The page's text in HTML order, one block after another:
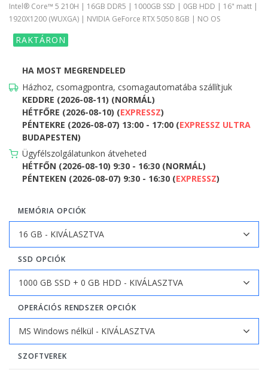
Intel® Core™ 5 210H | 16GB DDR5 | 1000GB SSD | 0GB HDD | 16" matt |
1920X1200 (WUXGA) | NVIDIA GeForce RTX 5050 8GB | NO OS
RAKTÁRON
HA MOST MEGRENDELED
Házhoz, csomagpontra, csomagautomatába szállítjuk
KEDDRE (2026-08-11) (NORMÁL)
HÉTFŐRE (2026-08-10) (EXPRESSZ)
PÉNTEKRE (2026-08-07) 13:00 - 17:00 (EXPRESSZ ULTRA
BUDAPESTEN)
Ügyfélszolgálatunkon átveheted
HÉTFŐN (2026-08-10) 9:30 - 16:30 (NORMÁL)
PÉNTEKEN (2026-08-07) 9:30 - 16:30 (EXPRESSZ)
MEMÓRIA OPCIÓK
SSD OPCIÓK
OPERÁCIÓS RENDSZER OPCIÓK
SZOFTVEREK